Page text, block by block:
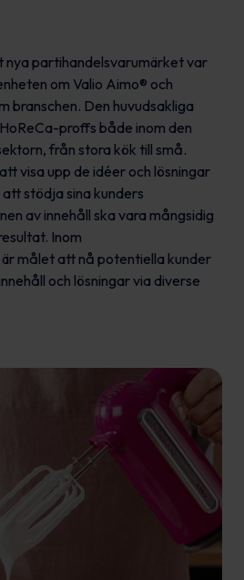
nya partihandelsvarumärket var
om Valio Aimo® och
branschen. Den huvudsakliga
proffs både inom den
från stora kök till små.
visa upp de idéer och lösningar
stödja sina kunders
av innehåll ska vara mångsidig
Inom
målet att nå potentiella kunder
och lösningar via diverse